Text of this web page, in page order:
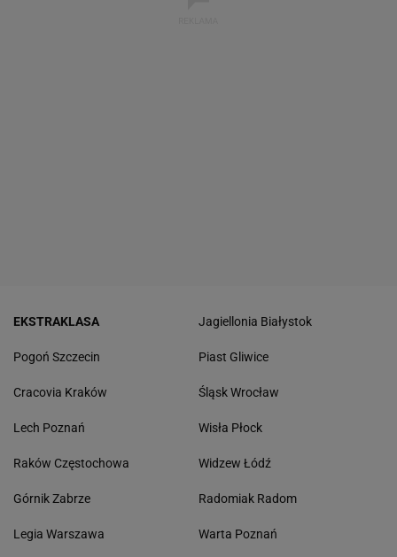
EKSTRAKLASA
Pogoń Szczecin
Cracovia Kraków
Lech Poznań
Raków Częstochowa
Górnik Zabrze
Legia Warszawa
Jagiellonia Białystok
Piast Gliwice
Śląsk Wrocław
Wisła Płock
Widzew Łódź
Radomiak Radom
Warta Poznań